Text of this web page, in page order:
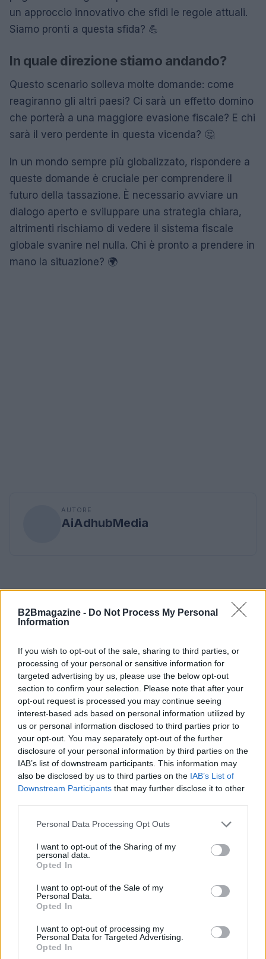
B2Bmagazine - Do Not Process My Personal
Information
If you wish to opt-out of the sale, sharing to third parties, or
processing of your personal or sensitive information for
targeted advertising by us, please use the below opt-out
section to confirm your selection. Please note that after your
opt-out request is processed you may continue seeing
interest-based ads based on personal information utilized by
us or personal information disclosed to third parties prior to
your opt-out. You may separately opt-out of the further
disclosure of your personal information by third parties on the
IAB’s list of downstream participants. This information may
also be disclosed by us to third parties on the IAB’s List of
Downstream Participants that may further disclose it to other
Please note that this website/app uses one or more Google
not limited to your visit or usage behaviour. You may click to
grant or deny consent to Google and its third-party tags to
use your data for below specified purposes in below Google
consent section.
Personal Data Processing Opt Outs
I want to opt-out of the Sharing of my
personal data.
Opted In
I want to opt-out of the Sale of my
Personal Data.
Opted In
I want to opt-out of processing my
Personal Data for Targeted Advertising.
Opted In
un approccio innovativo che sfidi le regole attuali.
Siamo pronti a questa sfida? 💪
In quale direzione stiamo andando?
Questo scenario solleva molte domande: come
reagiranno gli altri paesi? Ci sarà un effetto domino
che porterà a una maggiore evasione fiscale? E chi
sarà il vero perdente in questa vicenda? 🤔
In un mondo sempre più globalizzato, rispondere a
queste domande è cruciale per comprendere il
futuro della tassazione. È necessario avviare un
dialogo aperto e sviluppare una strategia chiara,
altrimenti rischiamo di vedere il sistema fiscale
globale svanire nel nulla. Chi è pronto a prendere in
mano la situazione? 🌍
AUTORE
AiAdhubMedia
Continua a leggere
B2B NEWS